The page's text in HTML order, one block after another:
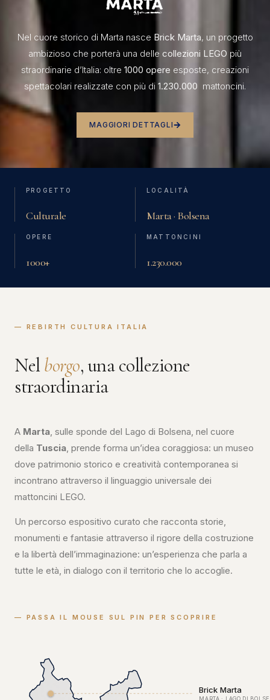
Nel cuore storico di Marta nasce Brick Marta, un progetto
ambizioso che porterà una delle collezioni LEGO più
straordinarie d’Italia: oltre 1000 opere esposte, creazioni
spettacolari realizzate con più di 1.230.000 mattoncini.
MAGGIORI DETTAGLI
PROGETTO
Culturale
LOCALITÀ
Marta · Bolsena
OPERE
1000+
MATTONCINI
1.230.000
— REBIRTH CULTURA ITALIA
Nelborgo, una collezione
straordinaria
A Marta, sulle sponde del Lago di Bolsena, nel cuore
della Tuscia, prende forma un’idea coraggiosa: un museo
dove patrimonio storico e creatività contemporanea si
incontrano attraverso il linguaggio universale dei
mattoncini LEGO.
Un percorso espositivo curato che racconta storie,
monumenti e fantasie attraverso il rigore della costruzione
e la libertà dell’immaginazione: un’esperienza che parla a
tutte le età, in dialogo con il territorio che lo accoglie.
— PASSA IL MOUSE SUL PIN PER SCOPRIRE
Brick Marta
MARTA · LAGO DI